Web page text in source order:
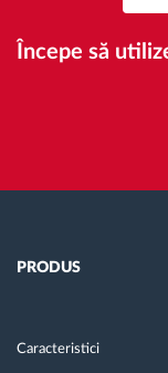
Începe să
PRODUS
Caracteristici